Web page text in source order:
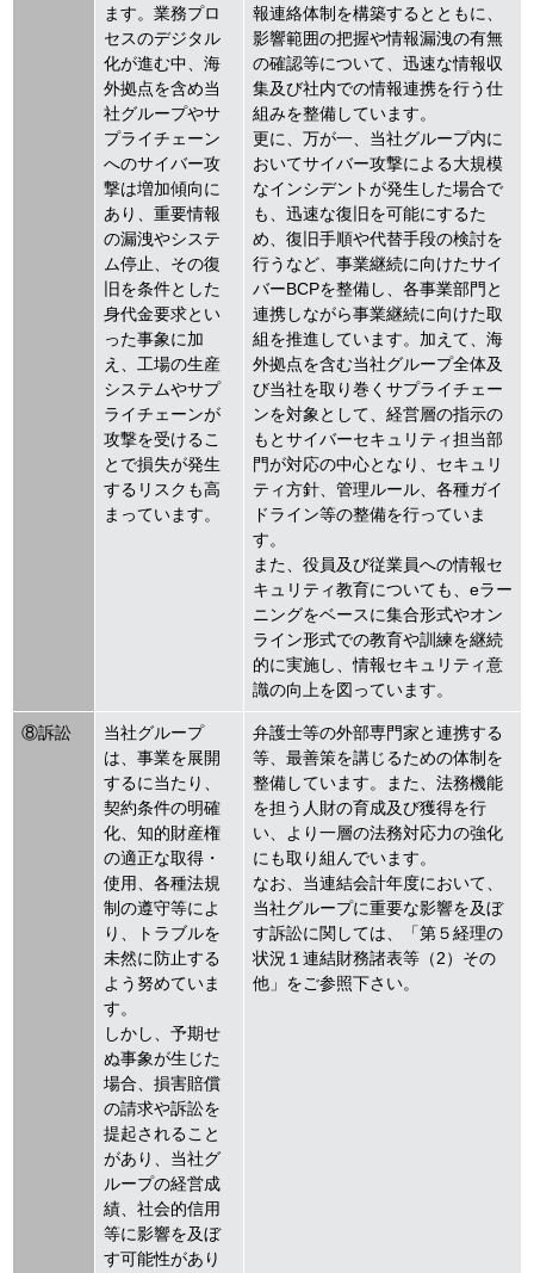
ます。業務プロ
セスのデジタル
化が進む中、海
外拠点を含め当
社グループやサ
プライチェーン
へのサイバー攻
撃は増加傾向に
あり、重要情報
の漏洩やシステ
ム停止、その復
旧を条件とした
身代金要求とい
った事象に加
え、工場の生産
システムやサプ
ライチェーンが
攻撃を受けるこ
とで損失が発生
するリスクも高
まっています。
報連絡体制を構築するとともに、
影響範囲の把握や情報漏洩の有無
の確認等について、迅速な情報収
集及び社内での情報連携を行う仕
組みを整備しています。
更に、万が一、当社グループ内に
おいてサイバー攻撃による大規模
なインシデントが発生した場合で
も、迅速な復旧を可能にするた
め、復旧手順や代替手段の検討を
行うなど、事業継続に向けたサイ
バーBCPを整備し、各事業部門と
連携しながら事業継続に向けた取
組を推進しています。加えて、海
外拠点を含む当社グループ全体及
び当社を取り巻くサプライチェー
ンを対象として、経営層の指示の
もとサイバーセキュリティ担当部
門が対応の中心となり、セキュリ
ティ方針、管理ルール、各種ガイ
ドライン等の整備を行っていま
す。
また、役員及び従業員への情報セ
キュリティ教育についても、eラー
ニングをベースに集合形式やオン
ライン形式での教育や訓練を継続
的に実施し、情報セキュリティ意
識の向上を図っています。
⑧訴訟
当社グループ
は、事業を展開
するに当たり、
契約条件の明確
化、知的財産権
の適正な取得・
使用、各種法規
制の遵守等によ
り、トラブルを
未然に防止する
よう努めていま
す。
しかし、予期せ
ぬ事象が生じた
場合、損害賠償
の請求や訴訟を
提起されること
があり、当社グ
ループの経営成
績、社会的信用
等に影響を及ぼ
す可能性があり
弁護士等の外部専門家と連携する
等、最善策を講じるための体制を
整備しています。また、法務機能
を担う人財の育成及び獲得を行
い、より一層の法務対応力の強化
にも取り組んでいます。
なお、当連結会計年度において、
当社グループに重要な影響を及ぼ
す訴訟に関しては、「第５経理の
状況１連結財務諸表等（2）その
他」をご参照下さい。